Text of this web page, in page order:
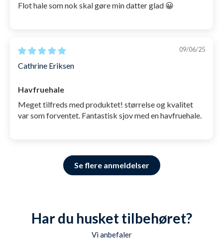
Flot hale som nok skal gøre min datter glad 😀
09/06/25
Cathrine Eriksen
Havfruehale
Meget tilfreds med produktet! størrelse og kvalitet
var som forventet. Fantastisk sjov med en havfruehale.
Se flere anmeldelser
Har du husket tilbehøret?
Vi anbefaler